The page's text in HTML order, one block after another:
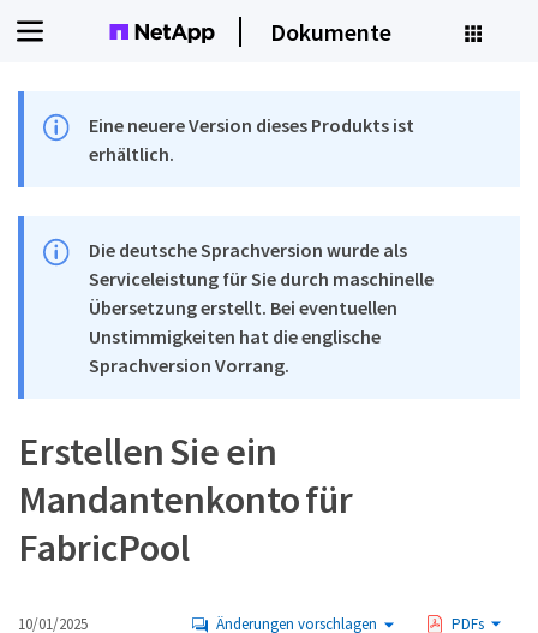
Dokumente
Eine neuere Version dieses Produkts ist
erhältlich.
Die deutsche Sprachversion wurde als
Serviceleistung für Sie durch maschinelle
Übersetzung erstellt. Bei eventuellen
Unstimmigkeiten hat die englische
Sprachversion Vorrang.
Erstellen Sie ein
Mandantenkonto für
FabricPool
10/01/2025 Änderungen vorschlagen PDFs